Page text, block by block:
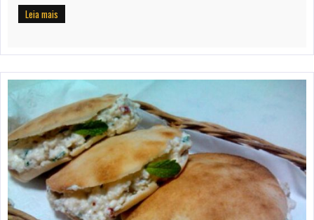
Leia mais